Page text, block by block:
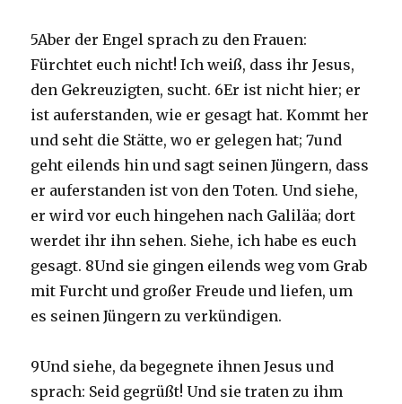
5Aber der Engel sprach zu den Frauen:
Fürchtet euch nicht! Ich weiß, dass ihr Jesus,
den Gekreuzigten, sucht. 6Er ist nicht hier; er
ist auferstanden, wie er gesagt hat. Kommt her
und seht die Stätte, wo er gelegen hat; 7und
geht eilends hin und sagt seinen Jüngern, dass
er auferstanden ist von den Toten. Und siehe,
er wird vor euch hingehen nach Galiläa; dort
werdet ihr ihn sehen. Siehe, ich habe es euch
gesagt. 8Und sie gingen eilends weg vom Grab
mit Furcht und großer Freude und liefen, um
es seinen Jüngern zu verkündigen.
9Und siehe, da begegnete ihnen Jesus und
sprach: Seid gegrüßt! Und sie traten zu ihm